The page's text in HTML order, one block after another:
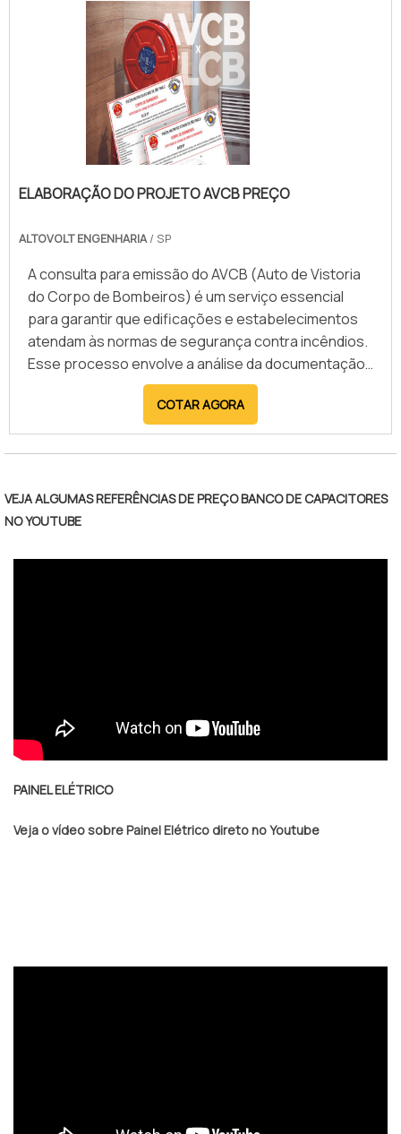
desempenho. Além disso, o CLP pode ser integrado
a IHMs e redes industriais, facilitando a comunicação
e supervisão remota. Entre os principais benefícios
da automação com CLP, destacam-se o aumento da
produtividade, redução de custos operacionais,
menor consumo de energia e melhoria na qualidade
dos processos. Com respostas rápidas e precisas,
seguras e eficientes. Empresas especializadas
desenvolvimento e implementação até o suporte
técnico, assegurando que o CLP atenda plenamente
às demandas industriais e contribua para a
modernização dos processos produtivos.
ELABORAÇÃO DO PROJETO AVCB PREÇO
ALTOVOLT ENGENHARIA/ SP
A consulta para emissão do AVCB (Auto de Vistoria
do Corpo de Bombeiros) é um serviço essencial
para garantir que edificações e estabelecimentos
atendam às normas de segurança contra incêndios.
Esse processo envolve a análise da documentação,
vistoria das instalações e verificação do
cumprimento das exigências legais, assegurando
que o local está apto a operar com segurança. O
AVCB é obrigatório para diversas atividades
requisito para regularização junto aos órgãos
fiscalizadores. Entre os principais benefícios da
redução de riscos de incêndio, proteção de vidas e
desde a orientação inicial até a regularização,
assegurando um atendimento ágil e eficiente para a
obtenção do documento.
COTAR AGORA
VEJA ALGUMAS REFERÊNCIAS DE PREÇO BANCO DE CAPACITORES
NO YOUTUBE
PAINEL ELÉTRICO
Veja o vídeo sobre Painel Elétrico direto no Youtube